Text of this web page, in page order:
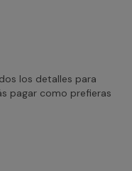
los detalles para
pagar como prefieras